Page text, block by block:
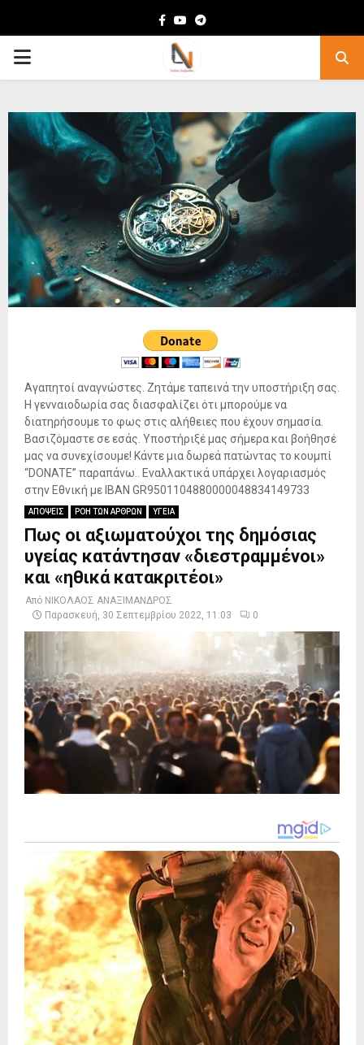
Facebook
YoutubeTelegram
PRIMARY
Αγαπητοί αναγνώστες. Ζητάμε ταπεινά την υποστήριξη σας.
Η γενναιοδωρία σας διασφαλίζει ότι μπορούμε να
διατηρήσουμε το φως στις αλήθειες που έχουν σημασία.
Βασιζόμαστε σε εσάς. Υποστήριξέ μας σήμερα και βοήθησέ
μας να συνεχίσουμε! Κάντε μια δωρεά πατώντας το κουμπί
“DONATE” παραπάνω.. Εναλλακτικά υπάρχει λογαριασμός
στην Εθνική με IBAN GR9501104880000048834149733
ΑΠΟΨΕΙΣ ΡΟΗ ΤΩΝ ΑΡΘΡΩΝ ΥΓΕΙΑ
Πως οι αξιωματούχοι της δημόσιας
υγείας κατάντησαν «διεστραμμένοι»
και «ηθικά κατακριτέοι»
Από ΝΙΚΟΛΑΟΣ ΑΝΑΞΙΜΑΝΔΡΟΣ
Παρασκευή, 30 Σεπτεμβρίου 2022, 11:03
0